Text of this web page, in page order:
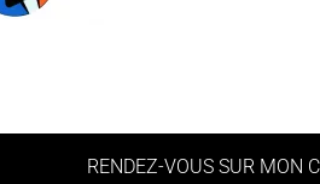
RENDEZ-VOUS SUR MON